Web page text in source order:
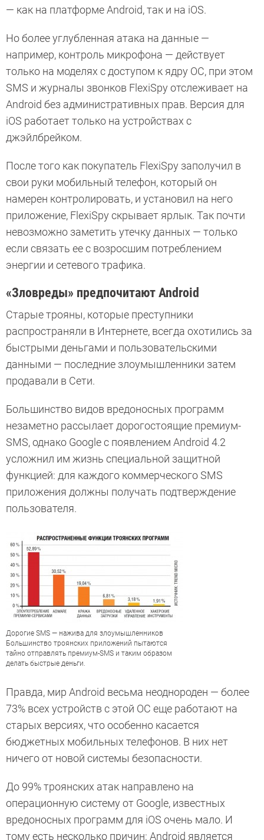
— как на платформе Android, так и на iOS.
Но более углубленная атака на данные —
например, контроль микрофона — действует
только на моделях с доступом к ядру ОС, при этом
SMS и журналы звонков FlexiSpy отслеживает на
Android без административных прав. Версия для
iOS работает только на устройствах с
джэйлбрейком.
После того как покупатель FlexiSpy заполучил в
свои руки мобильный телефон, который он
намерен контролировать, и установил на него
приложение, FlexiSpy скрывает ярлык. Так почти
невозможно заметить утечку данных — только
если связать ее с возросшим потреблением
энергии и сетевого трафика.
«Зловреды» предпочитают Android
Старые трояны, которые преступники
распространяли в Интернете, всегда охотились за
быстрыми деньгами и пользовательскими
данными — последние злоумышленники затем
продавали в Сети.
Большинство видов вредоносных программ
незаметно рассылает дорогостоящие премиум-
SMS, однако Google с появлением Android 4.2
усложнил им жизнь специальной защитной
функцией: для каждого коммерческого SMS
приложения должны получать подтверждение
пользователя.
Дорогие SMS — нажива для злоумышленников
Большинство троянских приложений пытаются
тайно отправлять премиум-SMS и таким образом
делать быстрые деньги.
Правда, мир Android весьма неоднороден — более
73% всех устройств с этой ОС еще работают на
старых версиях, что особенно касается
бюджетных мобильных телефонов. В них нет
ничего от новой системы безопасности.
До 99% троянских атак направлено на
операционную систему от Google, известных
вредоносных программ для iOS очень мало. И
тому есть несколько причин: Android является